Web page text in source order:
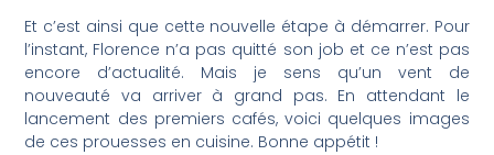
Et c’est ainsi que cette nouvelle étape à démarrer. Pour
l’instant, Florence n’a pas quitté son job et ce n’est pas
encore d’actualité. Mais je sens qu’un vent de
nouveauté va arriver à grand pas. En attendant le
lancement des premiers cafés, voici quelques images
de ces prouesses en cuisine. Bonne appétit !